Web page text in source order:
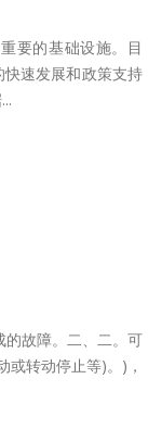
要的基础设施。目
速发展和政策支持
故障。二、二。可
或转动停止等)。)，